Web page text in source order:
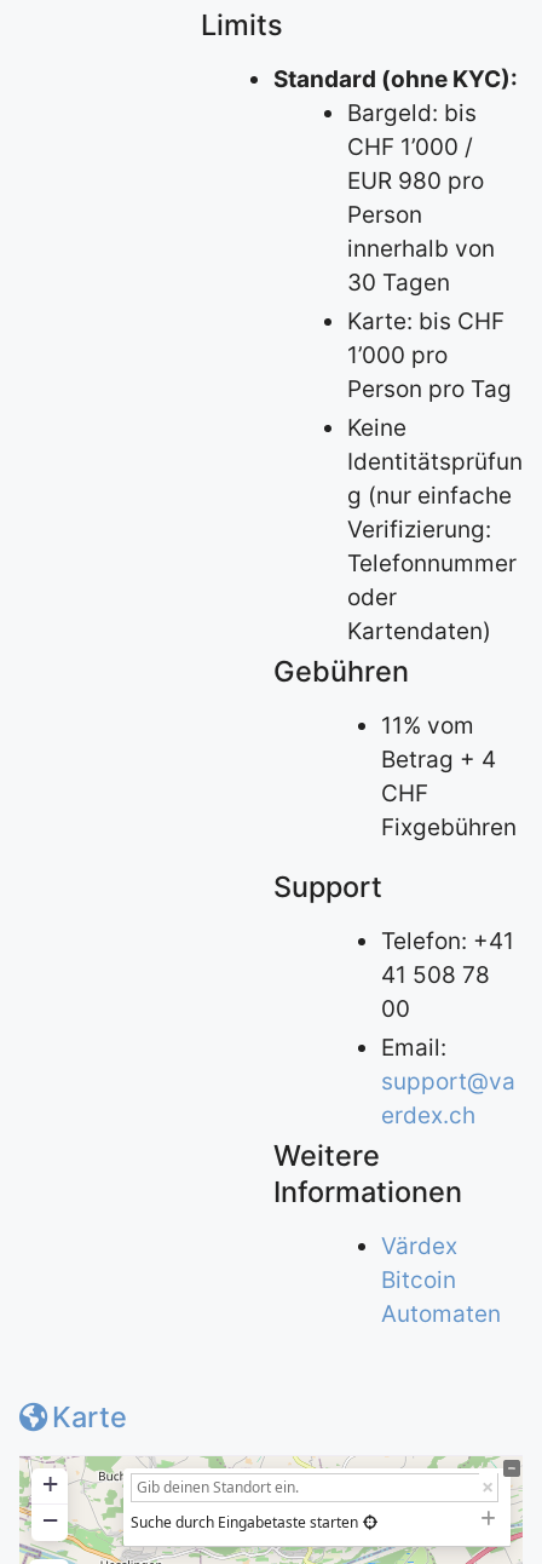
Limits
Standard (ohne KYC):
Bargeld: bis
CHF 1’000 /
EUR 980 pro
Person
innerhalb von
30 Tagen
Karte: bis CHF
1’000 pro
Person pro Tag
Keine
Identitätsprüfun
g (nur einfache
Verifizierung:
Telefonnummer
oder
Kartendaten)
Gebühren
11% vom
Betrag + 4
CHF
Fixgebühren
Support
Telefon: +41
41 508 78
00
Email:
support@va
erdex.ch
Weitere
Informationen
Värdex
Bitcoin
Automaten
Karte
+
−
Suche durch Eingabetaste starten